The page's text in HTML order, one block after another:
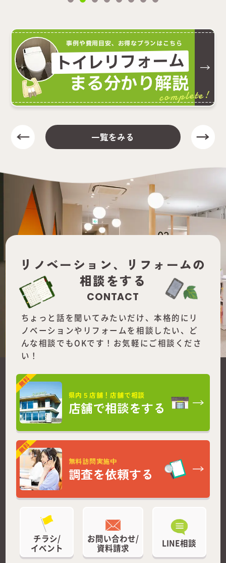
事例や費用目安、お得なプランはこちら
トイレリフォーム
まる分かり解説
complete!
一覧をみる
リノベーション、
リフォームの
相談をする
CONTACT
ちょっと話を聞いてみたいだけ、本格的にリ
ノベーションやリフォームを相談したい、ど
んな相談でもOKです！お気軽にご相談くださ
い！
県内５店舗！店舗で相談
店舗で相談をする
無料訪問実施中
調査を依頼する
チラシ/
イベント
お問い合わせ/
資料請求
LINE相談